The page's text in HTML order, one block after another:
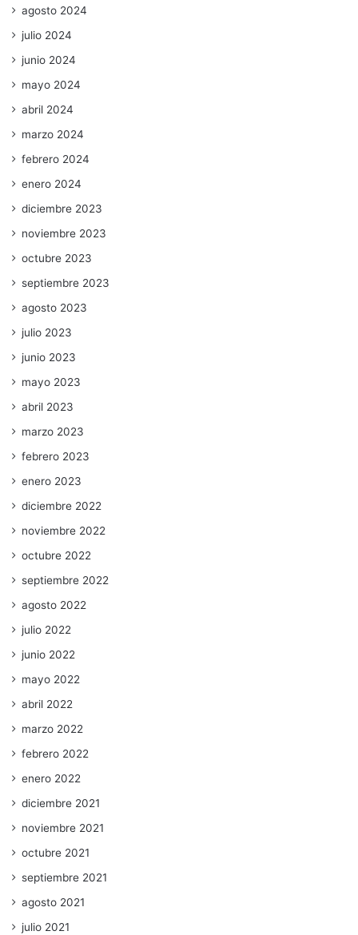
agosto 2024
julio 2024
junio 2024
mayo 2024
abril 2024
marzo 2024
febrero 2024
enero 2024
diciembre 2023
noviembre 2023
octubre 2023
septiembre 2023
agosto 2023
julio 2023
junio 2023
mayo 2023
abril 2023
marzo 2023
febrero 2023
enero 2023
diciembre 2022
noviembre 2022
octubre 2022
septiembre 2022
agosto 2022
julio 2022
junio 2022
mayo 2022
abril 2022
marzo 2022
febrero 2022
enero 2022
diciembre 2021
noviembre 2021
octubre 2021
septiembre 2021
agosto 2021
julio 2021